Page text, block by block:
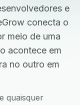
e
conecta o
meio de uma
acontece em
no outro em
quaisquer